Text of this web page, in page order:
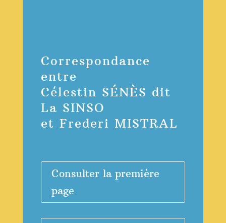
Correspondance
entre
Célestin SÉNÈS dit
La SINSO
et Frederi MISTRAL
Consulter la première
page